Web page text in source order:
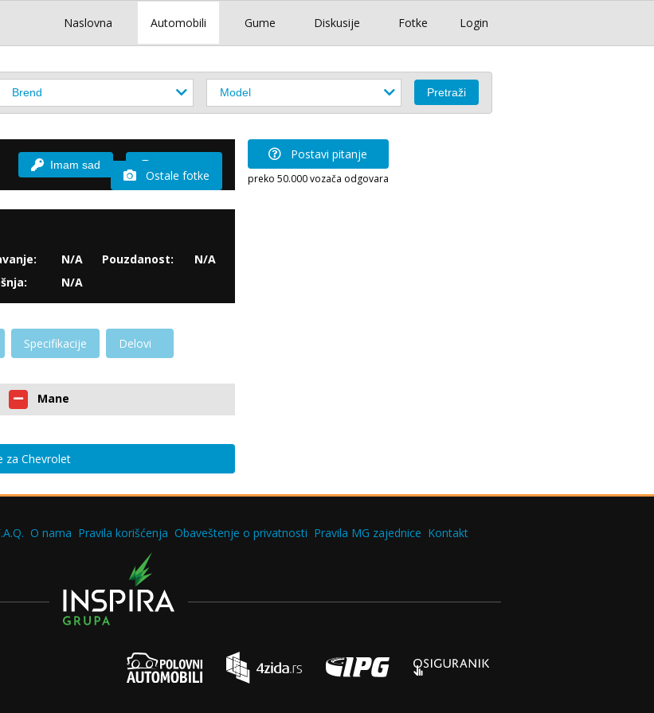
Login
Naslovna Automobili Gume Diskusije Fotke
Imam sad
Ostale fotke
N/A
N/A
Pouzdanost: N/A
Specifikacije Delovi
Mane
za Chevrolet
Postavi pitanje
preko 50.000 vozača odgovara
O nama Pravila korišćenja Obaveštenje o privatnosti Pravila MG zajednice Kontakt